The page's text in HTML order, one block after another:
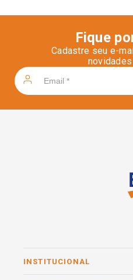
Fique
Cadastre seu e-
INSTITUCIONAL